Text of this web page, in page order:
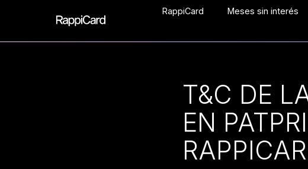
RappiCard Meses sin interés
T&C DE
EN